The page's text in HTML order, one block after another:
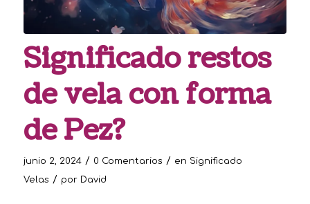
Significado restos
de vela con forma
de Pez?
junio 2, 2024 / 0 Comentarios / en Significado
Velas / por David